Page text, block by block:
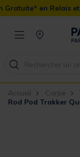
et en Magasin
Accueil Carpe
Rod Pod Trakker